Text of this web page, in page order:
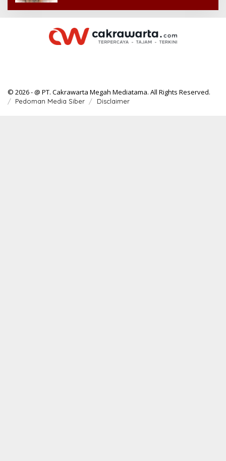
© 2026 - @ PT. Cakrawarta Megah Mediatama. All Rights Reserved.
Pedoman Media Siber Disclaimer